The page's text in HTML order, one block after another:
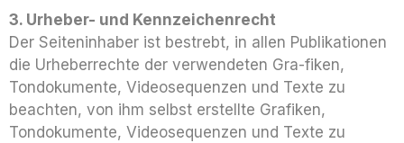
3. Urheber- und Kennzeichenrecht
Der Seiteninhaber ist bestrebt, in allen Publikationen
die Urheberrechte der verwendeten Gra-fiken,
Tondokumente, Videosequenzen und Texte zu
beachten, von ihm selbst erstellte Grafiken,
Tondokumente, Videosequenzen und Texte zu